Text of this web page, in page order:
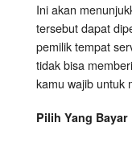
Ini akan
tersebut dapat
pemilik tempat
tidak bisa
kamu wajib untuk
Pilih Yang